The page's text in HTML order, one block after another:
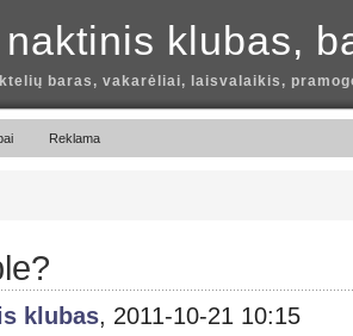
klubas,
baras, vakarėliai, laisvalaikis,
Reklama
klubas, 2011-10-21 10:15